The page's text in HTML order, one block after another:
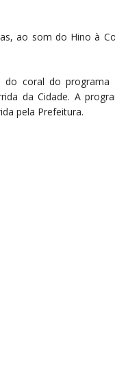
ao som do Hino à
do coral do programa
da Cidade. A
pela Prefeitura.